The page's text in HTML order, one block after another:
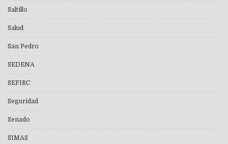
Saltillo
Salud
San Pedro
SEDENA
SEFIRC
Seguridad
Senado
SIMAS